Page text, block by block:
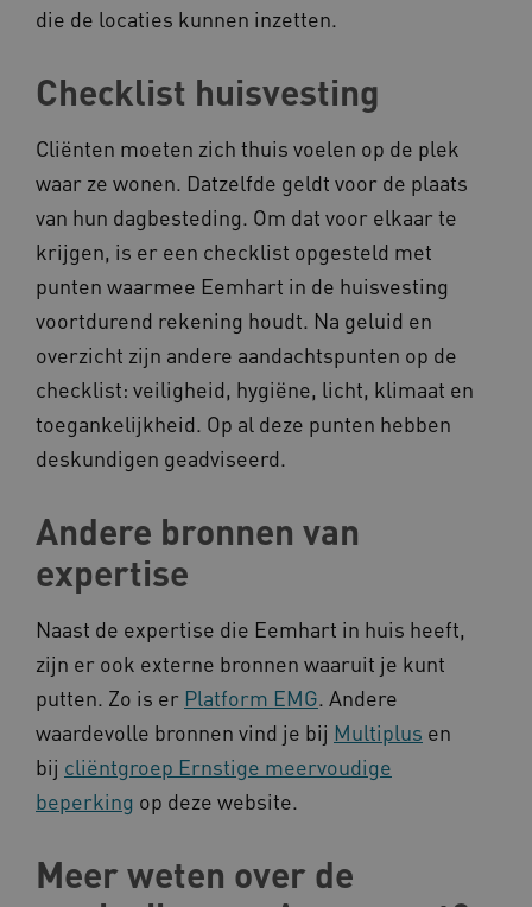
die de locaties kunnen inzetten.
Checklist huisvesting
Cliënten moeten zich thuis voelen op de plek
waar ze wonen. Datzelfde geldt voor de plaats
van hun dagbesteding. Om dat voor elkaar te
krijgen, is er een checklist opgesteld met
punten waarmee Eemhart in de huisvesting
voortdurend rekening houdt. Na geluid en
overzicht zijn andere aandachtspunten op de
checklist: veiligheid, hygiëne, licht, klimaat en
toegankelijkheid. Op al deze punten hebben
deskundigen geadviseerd.
Andere bronnen van
expertise
Naast de expertise die Eemhart in huis heeft,
zijn er ook externe bronnen waaruit je kunt
putten. Zo is er Platform EMG. Andere
waardevolle bronnen vind je bij Multiplus en
bij cliëntgroep Ernstige meervoudige
beperking op deze website.
Meer weten over de
.kennispleingehandicaptensector.nl
_ga_NWZZME161M .kennispleingehandicaptensector.nl
_ga_4F110RE8SJ .kennispleingehandicaptensector.nl
ga_session_duration www.kennispleingehandicaptensector.nl
BCSessionID www.kennispleingehandicaptensector.nl
AWSALB
a594.kennispleingehandicaptensector.nl
VISITOR_INFO1_LIVE
Google LLC
.youtube.com